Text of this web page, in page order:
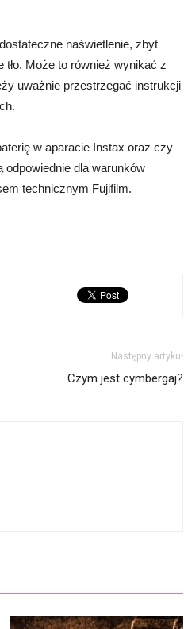
naświetlenie, zbyt
tło. Może to również wynikać z
uważnie przestrzegać instrukcji
w aparacie Instax oraz czy
dla warunków
technicznym Fujifilm.
Następny artykuł
Czym jest cymbergaj?